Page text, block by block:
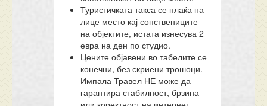
Туристичката такса се плаќа на
лице место кај сопствениците
на објектите, истата изнесува 2
евра на ден по студио.
Цените објавени во табелите се
конечни, без скриени трошоци.
Импала Травел НЕ може да
гарантира стабилност, брзина